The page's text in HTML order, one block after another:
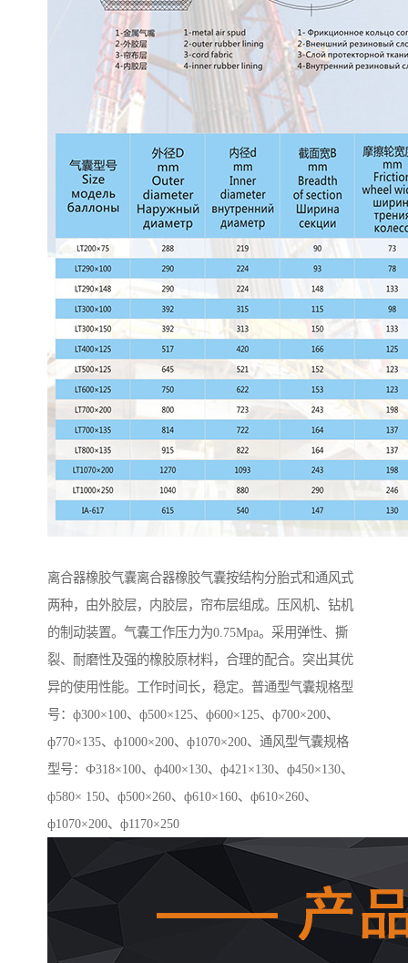
离合器橡胶气囊离合器橡胶气囊按结构分胎式和通风式
两种，由外胶层，内胶层，帘布层组成。压风机、钻机
的制动装置。气囊工作压力为0.75Mpa。采用弹性、撕
裂、耐磨性及强的橡胶原材料，合理的配合。突出其优
异的使用性能。工作时间长，稳定。普通型气囊规格型
号：ф300×100、ф500×125、ф600×125、ф700×200、
ф770×135、ф1000×200、ф1070×200、通风型气囊规格
型号：Ф318×100、ф400×130、ф421×130、ф450×130、
ф580× 150、ф500×260、ф610×160、ф610×260、
ф1070×200、ф1170×250